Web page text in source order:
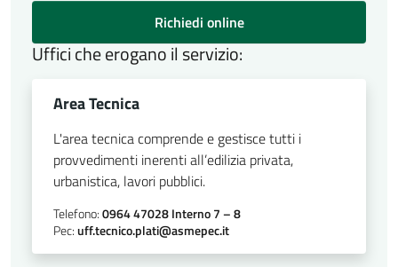
Richiedi online
Uffici che erogano il servizio:
Area Tecnica
L'area tecnica comprende e gestisce tutti i
provvedimenti inerenti all’edilizia privata,
urbanistica, lavori pubblici.
Telefono:0964 47028 Interno 7 – 8
Pec:uff.tecnico.plati@asmepec.it